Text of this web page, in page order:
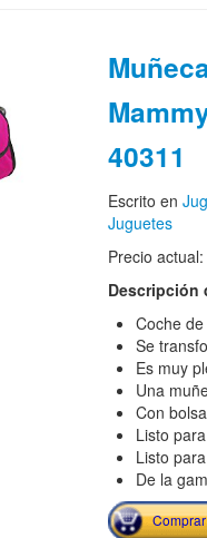
40311
Escrito en
Juguetes
Precio actual:
Descripción
Coche
Se
Es muy
Una
Con
Listo
Listo
De la